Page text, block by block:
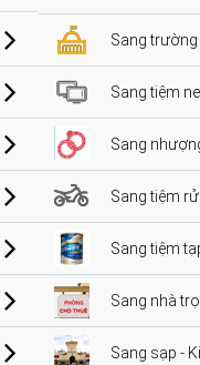
Sang
Sang tiệm
Sang
Sang tiệm
Sang tiệm
Sang nhà
Sang sạp -